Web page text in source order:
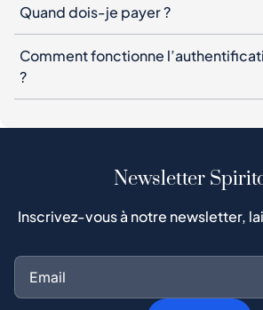
Quand dois-je payer ?
Comment fonctionne
?
Newsletter
Inscrivez-vous à notre newsletter,